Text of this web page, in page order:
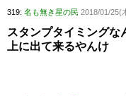
319: 名も無き星の民 2018/01/25(
スタンプタイミング
上に出て来るやんけ